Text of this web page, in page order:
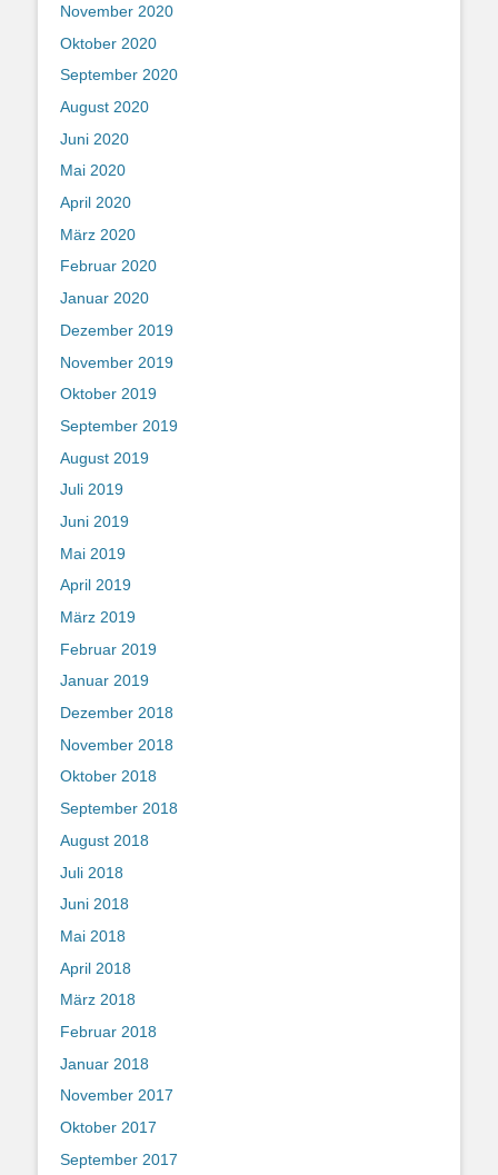
November 2020
Oktober 2020
September 2020
August 2020
Juni 2020
Mai 2020
April 2020
März 2020
Februar 2020
Januar 2020
Dezember 2019
November 2019
Oktober 2019
September 2019
August 2019
Juli 2019
Juni 2019
Mai 2019
April 2019
März 2019
Februar 2019
Januar 2019
Dezember 2018
November 2018
Oktober 2018
September 2018
August 2018
Juli 2018
Juni 2018
Mai 2018
April 2018
März 2018
Februar 2018
Januar 2018
November 2017
Oktober 2017
September 2017